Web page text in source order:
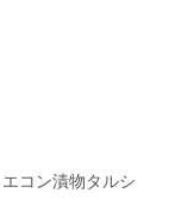
コン漬物タルシ